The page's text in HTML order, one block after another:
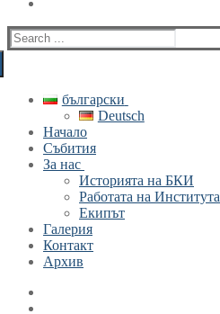
Search
for:
български
Deutsch
Начало
Събития
За нас
Историята на БКИ
Работата на Института
Екипът
Галерия
Контакт
Архив